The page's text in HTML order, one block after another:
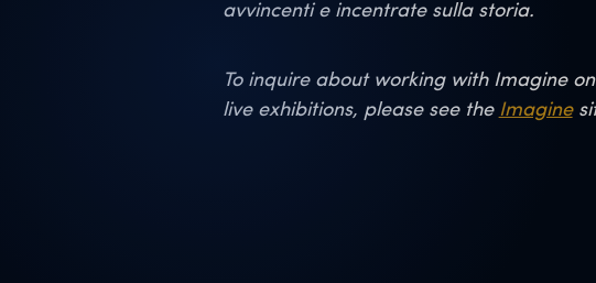
avvincenti e incentrate sulla storia.
To inquire about working with Imagine
live exhibitions, please see the Imagine